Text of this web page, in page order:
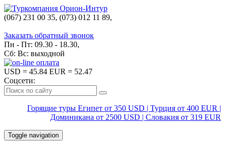
(067) 231 00 35, (073) 012 11 89,
Заказать обратный звонок
Пн - Пт: 09.30 - 18.30,
Сб: Вс: выходной
USD = 45.84 EUR = 52.47
Соцсети:
Горящие туры Египет от 350 USD | Турция от 400 EUR |
Доминикана от 2500 USD | Словакия от 319 EUR
Toggle navigation